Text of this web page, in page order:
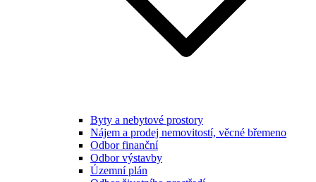
Byty a nebytové prostory
Nájem a prodej nemovitostí, věcné břemeno
Odbor finanční
Odbor výstavby
Územní plán